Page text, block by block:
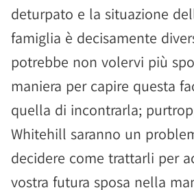
deturpato e la situazione
famiglia è decisamente
potrebbe non volervi più
maniera per capire questa
quella di incontrarla;
Whitehill saranno un
decidere come trattarli per
vostra futura sposa nella